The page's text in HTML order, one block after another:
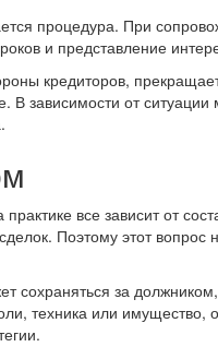
процедура. При
и представление
кредиторов,
зависимости от ситуации
все зависит от
Поэтому этот вопрос
сохраняться за
техника или